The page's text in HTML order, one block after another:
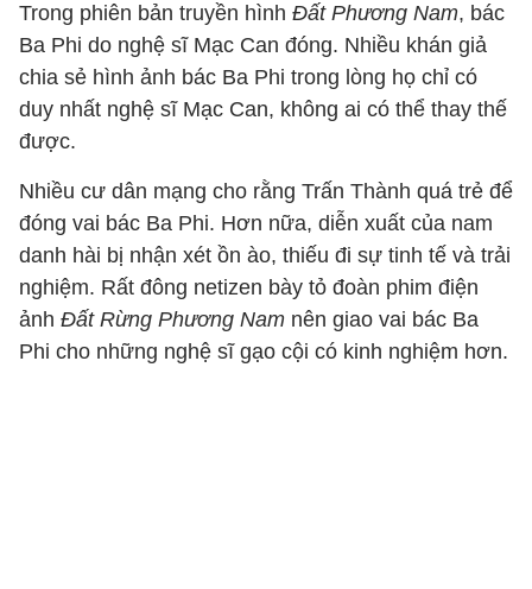
Trong phiên bản truyền hình Đất Phương Nam, bác
Ba Phi do nghệ sĩ Mạc Can đóng. Nhiều khán giả
chia sẻ hình ảnh bác Ba Phi trong lòng họ chỉ có
duy nhất nghệ sĩ Mạc Can, không ai có thể thay thế
được.
Nhiều cư dân mạng cho rằng Trấn Thành quá trẻ để
đóng vai bác Ba Phi. Hơn nữa, diễn xuất của nam
danh hài bị nhận xét ồn ào, thiếu đi sự tinh tế và trải
nghiệm. Rất đông netizen bày tỏ đoàn phim điện
ảnh Đất Rừng Phương Nam nên giao vai bác Ba
Phi cho những nghệ sĩ gạo cội có kinh nghiệm hơn.